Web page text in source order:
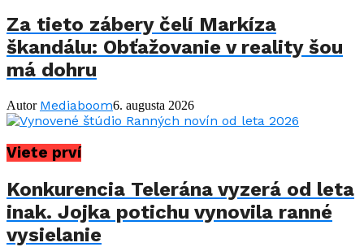
Za tieto zábery čelí Markíza
škandálu: Obťažovanie v reality šou
má dohru
Autor Mediaboom6. augusta 2026
Viete prví
Konkurencia Telerána vyzerá od leta
inak. Jojka potichu vynovila ranné
vysielanie